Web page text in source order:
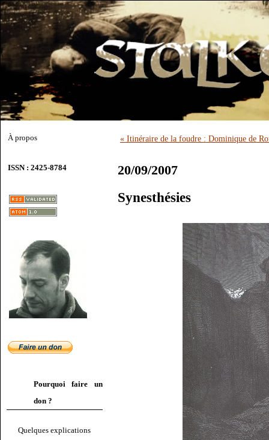
À propos
ISSN : 2425-8784
Pourquoi faire un
don ?
Quelques explications
« Itinéraire de la foudre : Dominique de
20/09/2007
Synesthésies